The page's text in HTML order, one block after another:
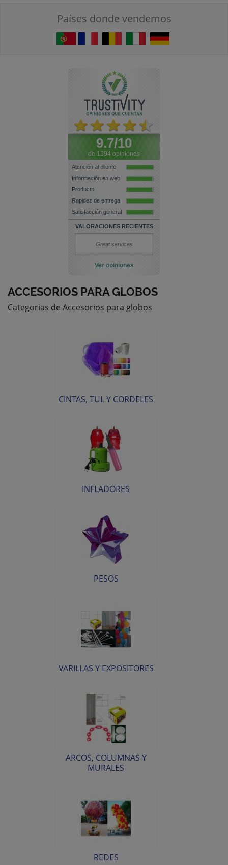
Países donde vendemos
9.7/10
de 1394 opiniones
Atención al cliente
Información en web
Producto
Rapidez de entrega
Satisfacción general
VALORACIONES RECIENTES
Great services
Ver opiniones
ACCESORIOS PARA GLOBOS
Categorias de Accesorios para globos
CINTAS, TUL Y CORDELES
INFLADORES
PESOS
VARILLAS Y EXPOSITORES
ARCOS, COLUMNAS Y
MURALES
REDES